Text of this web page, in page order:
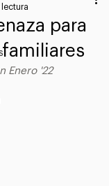
para
familiares
lectura
Enero '22